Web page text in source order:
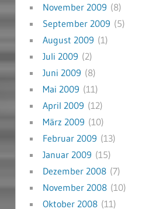
November 2009 (8)
September 2009 (5)
August 2009 (1)
Juli 2009 (2)
Juni 2009 (8)
Mai 2009 (11)
April 2009 (12)
März 2009 (10)
Februar 2009 (13)
Januar 2009 (15)
Dezember 2008(7)
November 2008(10)
Oktober 2008(11)